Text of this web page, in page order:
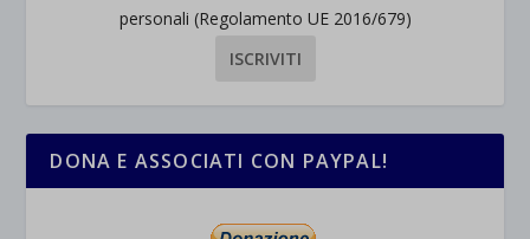
personali (Regolamento UE 2016/679)
DONA E ASSOCIATI CON PAYPAL!